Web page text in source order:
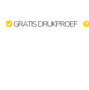
GRATIS DRUKPROEF